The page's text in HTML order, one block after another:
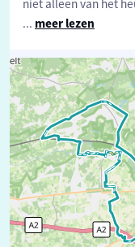
niet alleen van het
... meer lezen